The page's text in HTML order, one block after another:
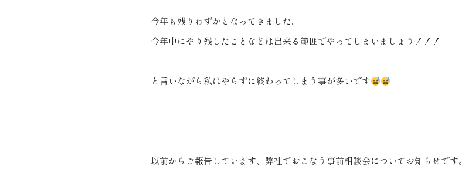
今年も残りわずかとなってきました。
今年中にやり残したことなどは出来る範囲でやってしまいましょう！！！
と言いながら私はやらずに終わってしまう事が多いです
以前からご報告しています、弊社でおこなう事前相談会についてお知らせです。